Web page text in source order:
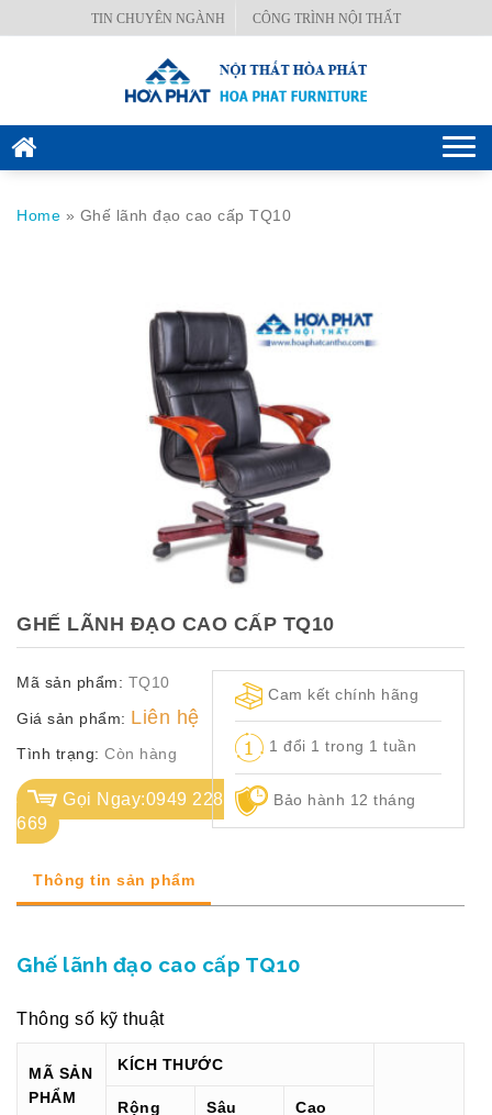
TIN CHUYÊN NGÀNH CÔNG TRÌNH NỘI THẤT
VĂN
MÃ
CH.
SÁCH
Q.
ĐỊNH
Home » Ghế lãnh đạo cao cấp TQ10
GHẾ LÃNH ĐẠO CAO CẤP TQ10
Mã sản phẩm: TQ10
Giá sản phẩm: Liên hệ
Tình trạng: Còn hàng
Gọi Ngay:0949 228
669
Cam kết chính hãng
1 đổi 1 trong 1 tuần
Bảo hành 12 tháng
Thông tin sản phẩm
Ghế lãnh đạo cao cấp TQ10
Thông số kỹ thuật
MÃ SẢN
PHẨM
KÍCH THƯỚC
Rộng Sâu Cao